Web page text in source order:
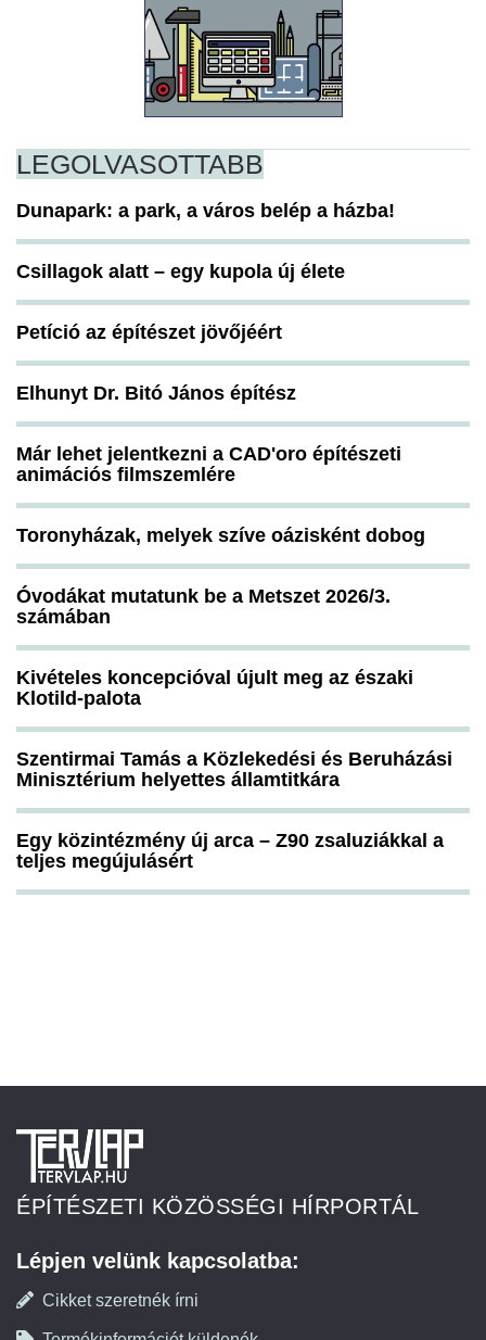
LEGOLVASOTTABB
Dunapark: a park, a város belép a házba!
Csillagok alatt – egy kupola új élete
Petíció az építészet jövőjéért
Elhunyt Dr. Bitó János építész
Már lehet jelentkezni a CAD'oro építészeti
animációs filmszemlére
Toronyházak, melyek szíve oázisként dobog
Óvodákat mutatunk be a Metszet 2026/3.
számában
Kivételes koncepcióval újult meg az északi
Klotild-palota
Szentirmai Tamás a Közlekedési és Beruházási
Minisztérium helyettes államtitkára
Egy közintézmény új arca – Z90 zsaluziákkal a
teljes megújulásért
ÉPÍTÉSZETI KÖZÖSSÉGI HÍRPORTÁL
Lépjen velünk kapcsolatba:
Cikket szeretnék írni